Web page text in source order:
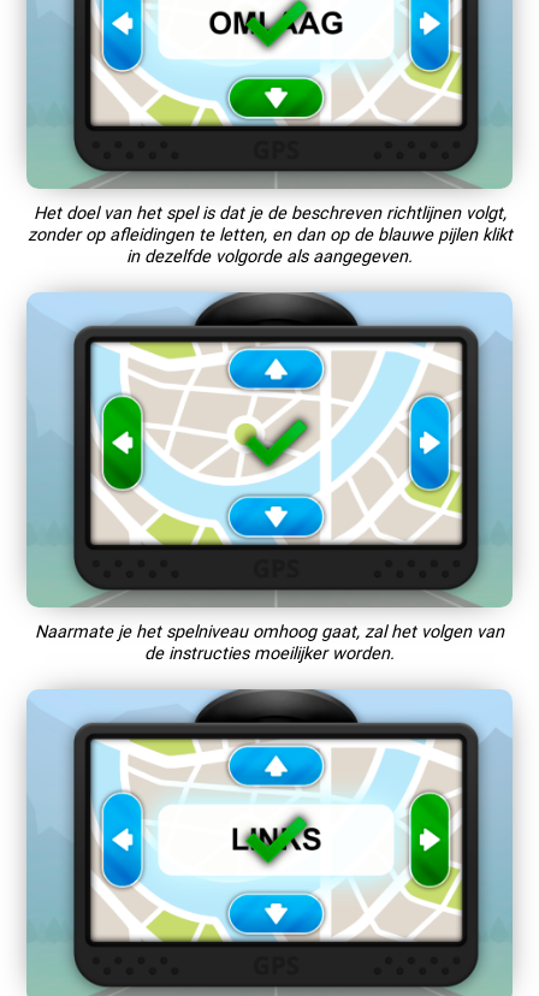
Het doel van het spel is dat je de beschreven richtlijnen volgt,
zonder op afleidingen te letten, en dan op de blauwe pijlen klikt
in dezelfde volgorde als aangegeven.
Naarmate je het spelniveau omhoog gaat, zal het volgen van
de instructies moeilijker worden.